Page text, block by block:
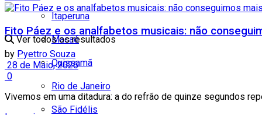
Itaperuna
Macaé
Quissamã
Rio de Janeiro
São Fidélis
Ver todos os resultados
Fito Páez e os analfabetos musicais: não
by Pyettro Souza
28 de Maio, 2026
0
Vivemos em uma ditadura: a do refrão de quinze segundos